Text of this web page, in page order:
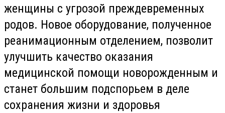
женщины с угрозой преждевременных
родов. Новое оборудование, полученное
реанимационным отделением, позволит
улучшить качество оказания
медицинской помощи новорожденным и
станет большим подспорьем в деле
сохранения жизни и здоровья